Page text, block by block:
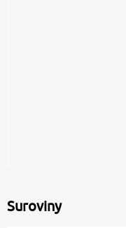
Suroviny